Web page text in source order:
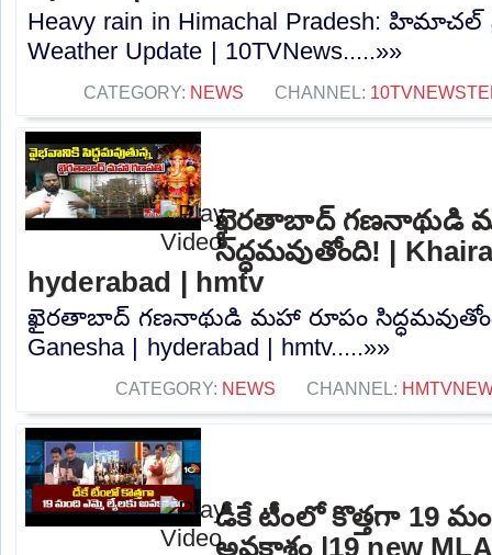
Heavy rain in Himachal Pradesh: హిమాచల్
Weather Update | 10TVNews.....»»
CATEGORY: NEWS CHANNEL:
ఖైరతాబాద్ గణనాథుడి
సిద్ధమవుతోంది! |
hyderabad | hmtv
ఖైరతాబాద్ గణనాథుడి మహా రూపం
Ganesha | hyderabad | hmtv.....»»
CATEGORY: NEWS CHANNEL:
డీకే టీంలో కొత్తగా 19
అవకాశం |19 new